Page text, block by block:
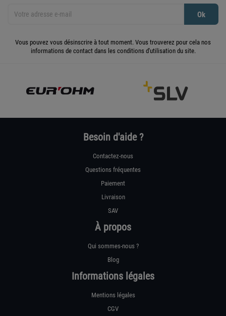
Vous pouvez vous désinscrire à tout moment. Vous trouverez pour cela nos
informations de contact dans les conditions d'utilisation du site.
Besoin d'aide ?
Contactez-nous
Questions fréquentes
Paiement
Livraison
SAV
À propos
Qui sommes-nous ?
Blog
Informations légales
Mentions légales
CGV